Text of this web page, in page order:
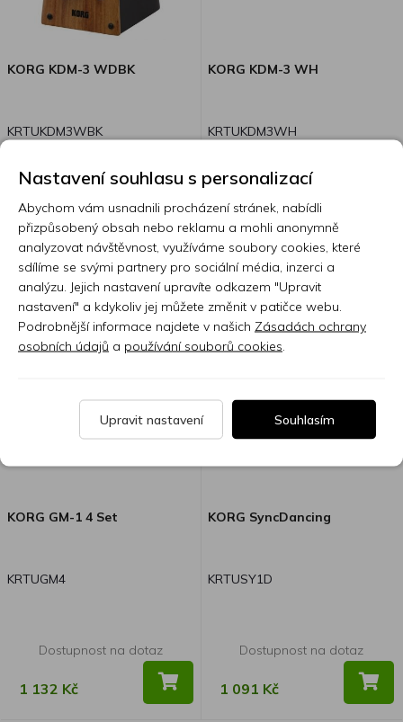
KORG KDM-3 WDBK
KRTUKDM3WBK
panel vykládaný přírodním
limitovaná série s čelním
panelem vykládaným dřevem.
Digitální metronom KDM-3 je
vyhlášený svým hlasitým tónem
a kompaktními rozměry. V
limitované sérii bude nyní k
dostání taky s čelním panelem
vykládaným elegantním, ale
dřevem. Typická kresba dřeva a
hnědé odstíny velmi hezky oživí
tělo nástroje. Elegantní vzhled
přitom oceníte nejen při cvičení,
doplněk interiéru vašeho obydlí.
Skladem 7 nebo více ks
1 790 Kč
KORG KDM-3 WH
KRTUKDM3WH
Dostupnost na dotaz
1 390 Kč
KORG GM-1 4 Set
KRTUGM4
Dostupnost na dotaz
1 132 Kč
KORG SyncDancing
KRTUSY1D
Dostupnost na dotaz
1 091 Kč
Nastavení souhlasu s personalizací
Abychom vám usnadnili procházení stránek, nabídli
přizpůsobený obsah nebo reklamu a mohli anonymně
analyzovat návštěvnost, využíváme soubory cookies, které
sdílíme se svými partnery pro sociální média, inzerci a
analýzu. Jejich nastavení upravíte odkazem "Upravit
nastavení" a kdykoliv jej můžete změnit v patičce webu.
Podrobnější informace najdete v našich Zásadách ochrany
osobních údajů a používání souborů cookies
Upravit nastavení Souhlasím